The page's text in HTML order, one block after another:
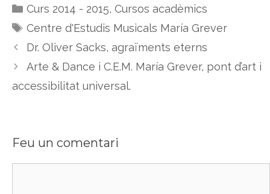
Categories
Curs 2014 - 2015, Cursos acadèmics
Etiquetes
Centre d'Estudis Musicals María Grever
Dr. Oliver Sacks, agraïments eterns
Arte & Dance i C.E.M. María Grever, pont d’art i
accessibilitat universal.
Feu un comentari